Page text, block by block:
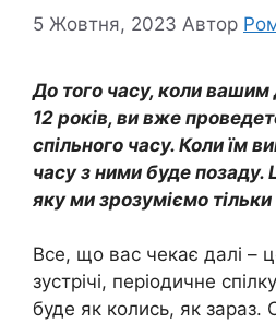
5 Жовтня, 2023 Автор
До того часу, коли вашим
12 років, ви вже
спільного часу. Коли їм
часу з ними буде позаду.
яку ми зрозуміємо тільки
Все, що вас чекає далі –
зустрічі, періодичне
буде як колись, як зараз.